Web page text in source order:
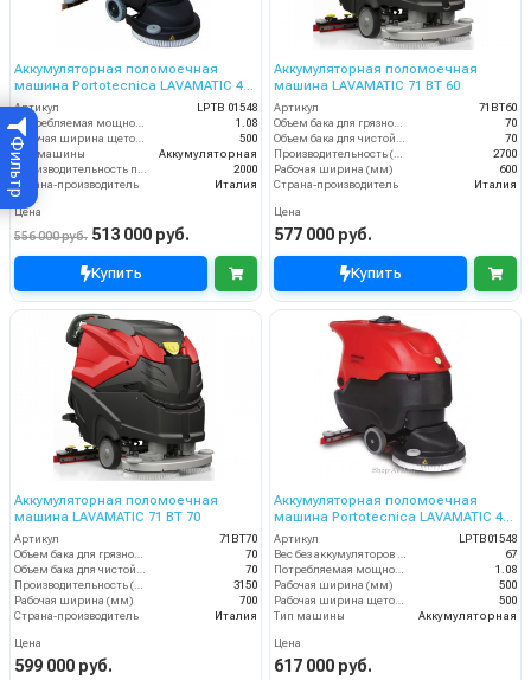
Фильтр
Аккумуляторная поломоечная
машина Portotecnica LAVAMATIC 40
B 50 (LAVAMATIC 501 B)
Артикул
LPTB 01548
1.08
500
Тип машины
Аккумуляторная
2000
Страна-производитель
Италия
Цена
556 000 руб. 513 000 руб.
Купить
Аккумуляторная поломоечная
машина LAVAMATIC 71 BT 60
Артикул
71BT60
70
70
2700
Рабочая ширина (мм)
600
Страна-производитель
Италия
Цена
577 000 руб.
Купить
Аккумуляторная поломоечная
машина LAVAMATIC 71 BT 70
Артикул
71BT70
70
70
3150
Рабочая ширина (мм)
700
Страна-производитель
Италия
Цена
599 000 руб.
Аккумуляторная поломоечная
машина Portotecnica LAVAMATIC 40
B 50
Артикул
LPTB01548
67
1.08
Рабочая ширина (мм)
500
500
Тип машины
Аккумуляторная
Цена
617 000 руб.